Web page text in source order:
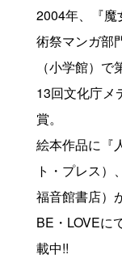
2004年、『魔
術祭マンガ部
（小学館）
13回文化庁メ
賞。
絵本作品に『
ト・プレス）
福音館書店）
BE・LOVEに
載中!!